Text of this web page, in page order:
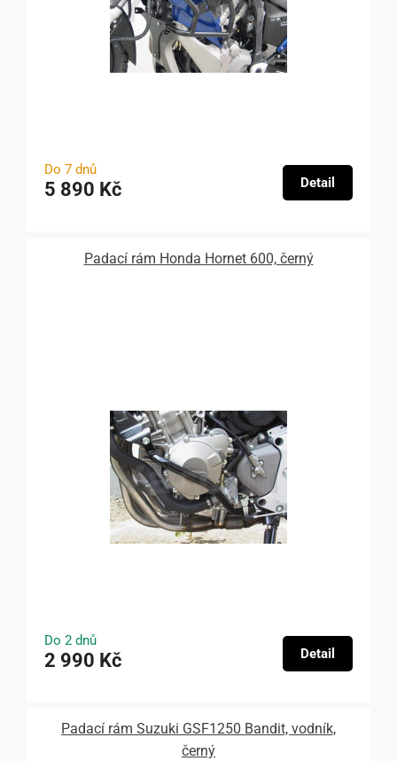
Do 7 dnů
5 890 Kč Detail
Padací rám Honda Hornet 600, černý
Do 2 dnů
2 990 Kč Detail
Padací rám Suzuki GSF1250 Bandit, vodník,
černý